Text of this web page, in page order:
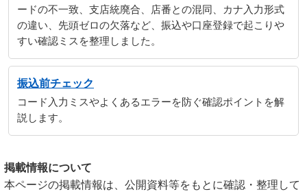
ードの不一致、支店統廃合、店番との混同、カナ入力形式
の違い、先頭ゼロの欠落など、振込や口座登録で起こりや
すい確認ミスを整理しました。
振込前チェック
コード入力ミスやよくあるエラーを防ぐ確認ポイントを解
説します。
掲載情報について
本ページの掲載情報は、公開資料等をもとに確認・整理して